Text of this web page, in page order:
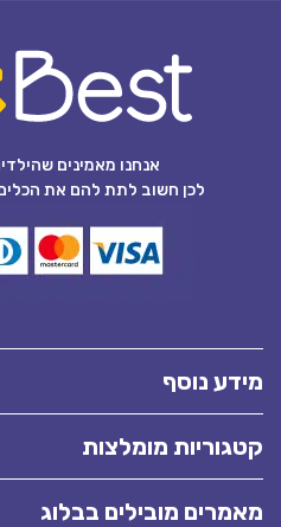
אנחנו מאמינים
לכן חשוב לתת להם את
מידע נוסף
קטגוריות מומלצות
מאמרים מובילים בבלוג